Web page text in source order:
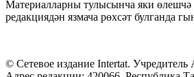
Материалларны тулысынча яки өлешчә
редакциядән язмача рөхсәт булганда
© Сетевое издание Intertat.